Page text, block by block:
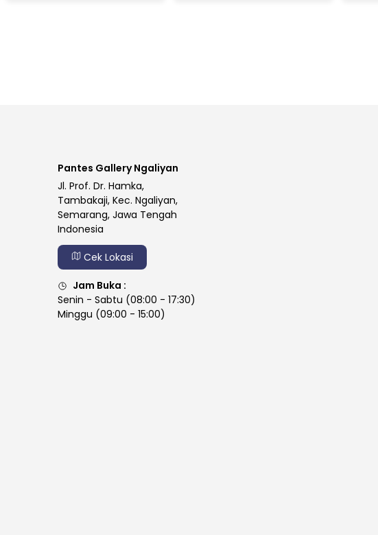
Pantes Gallery Ngaliyan
Jl. Prof. Dr. Hamka,
Tambakaji, Kec. Ngaliyan,
Semarang, Jawa Tengah
Indonesia
Cek Lokasi
Jam Buka :
Senin - Sabtu (08:00 - 17:30)
Minggu (09:00 - 15:00)